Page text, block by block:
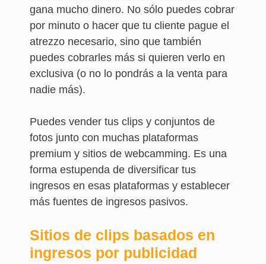
gana mucho dinero. No sólo puedes cobrar
por minuto o hacer que tu cliente pague el
atrezzo necesario, sino que también
puedes cobrarles más si quieren verlo en
exclusiva (o no lo pondrás a la venta para
nadie más).
Puedes vender tus clips y conjuntos de
fotos junto con muchas plataformas
premium y sitios de webcamming. Es una
forma estupenda de diversificar tus
ingresos en esas plataformas y establecer
más fuentes de ingresos pasivos.
Sitios de clips basados en
ingresos por publicidad